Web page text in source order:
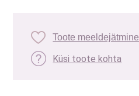
Toote meeldejätmine
Küsi toote kohta